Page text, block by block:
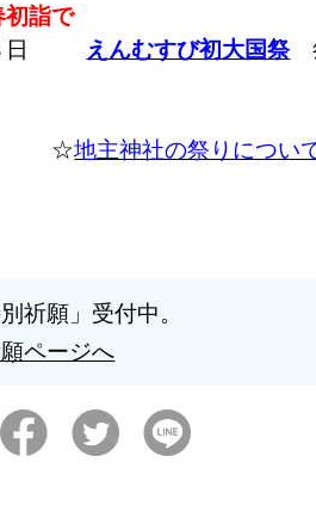
初詣で
３日
えんむすび初大国祭
地主神社の祭りについ
祈願」受付中。
ページへ